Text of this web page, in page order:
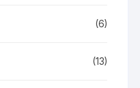
(6)
(13)